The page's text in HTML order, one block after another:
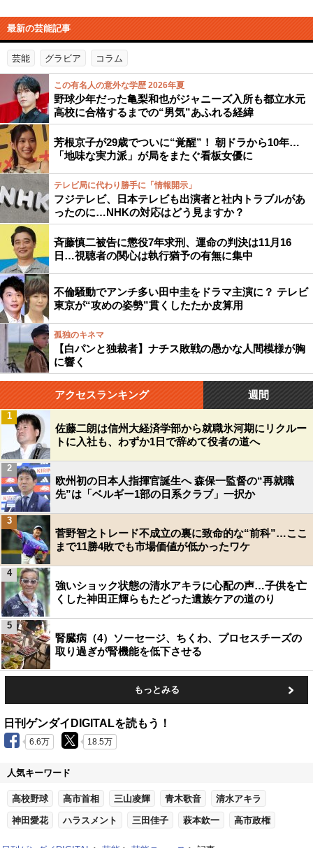
最新の芸能記事
芸能 グラビア コラム
この有名人の意外な学歴 2026年夏
野球少年だった亀梨和也がジャニーズ入所も都立水元
高校に合格するまでの“男気”あふれる経緯
芳根京子が29歳でついに“覚醒”！ 朝ドラから10年…
「地味な実力派」が局をまたぐ看板女優に
テレビ局に代わり勝手に「情報開示」
フジテレビ、日本テレビも出演者と社内トラブルがあ
ったのに…NHKの対応はどう見ますか？
斉藤慎二被告に懲役7年求刑、運命の判決は11月16
日…視聴者の関心は執行猶予の有無に集中
不倫騒動でアンチ多い田中圭をドラマ主演に？ テレビ
東京が“攻めの姿勢”貫くしたたか皮算用
孤独のキネマ
【白パンと独裁者】ナチス敗戦の愚かな人間模様が胸
に響く
アクセスランキング 週間
佐藤二朗は信州大経済学部から就職氷河期にリクルー
トに入社も、わずか1日で辞めて役者の道へ
1
欧州初の日本人指揮官誕生へ 森保一監督の“再就職
先”は「ベルギー1部の日系クラブ」一択か
2
菅野智之トレード不成立の裏に致命的な“前科”…ここ
まで11勝4敗でも市場価値が低かったワケ
3
強いショック状態の清水アキラに心配の声…子供を亡
くした神田正輝らもたどった遺族ケアの道のり
4
腎臓病（4）ソーセージ、ちくわ、プロセスチーズの
取り過ぎが腎機能を低下させる
5
もっとみる
日刊ゲンダイDIGITALを読もう！
6.6万 18.5万
人気キーワード
高校野球 高市首相 三山凌輝 青木歌音 清水アキラ
神田愛花 ハラスメント 三田佳子 萩本欽一 高市政権